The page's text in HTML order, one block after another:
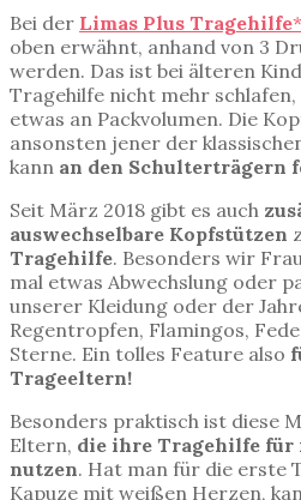
Bei der Limas Plus Tragehilfe*
oben erwähnt, anhand von 3
werden. Das ist bei älteren
Tragehilfe nicht mehr
etwas an Packvolumen. Die
ansonsten jener der
kann an den Schulterträgern
Seit März 2018 gibt es auch
auswechselbare Kopfstützen
Tragehilfe. Besonders wir
mal etwas Abwechslung oder
unserer Kleidung oder der
Regentropfen, Flamingos,
Sterne. Ein tolles Feature also
Trageeltern!
Besonders praktisch ist diese
Eltern, die ihre Tragehilfe für
nutzen. Hat man für die erste
Kapuze mit weißen Herzen,